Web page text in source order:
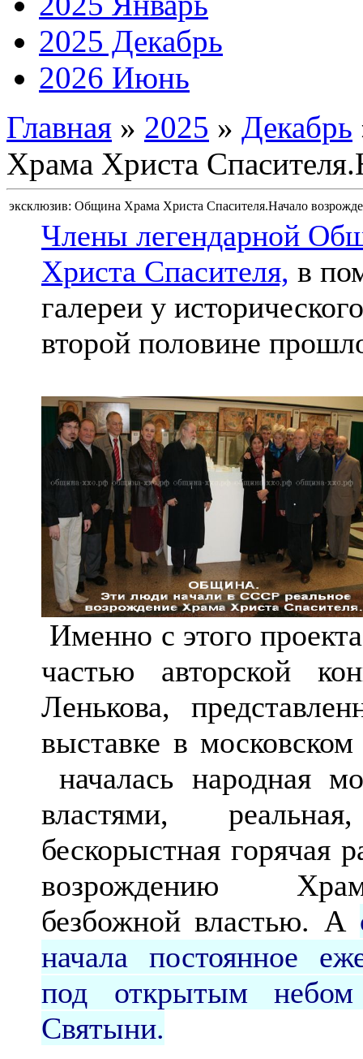
2025 Декабрь
2026 Июнь
Главная » 2025 » Декабрь
Храма Христа
эксклюзив: Община Храма Христа Спасителя.Начало
Члены легендарной
Христа Спасителя, в
галереи у
второй половине
Именно с этого
частью авторской
Ленькова,
выставке в
началась народная
властями,
бескорыстная горячая
возрождению
безбожной властью. А
начала постоянное
под открытым
Святыни.